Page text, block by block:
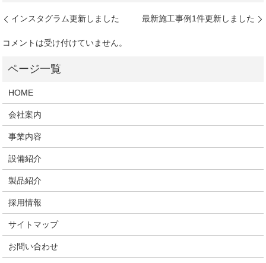
インスタグラム更新しました 最新施工事例1件更新しました
コメントは受け付けていません。
HOME
会社案内
事業内容
設備紹介
製品紹介
採用情報
サイトマップ
お問い合わせ